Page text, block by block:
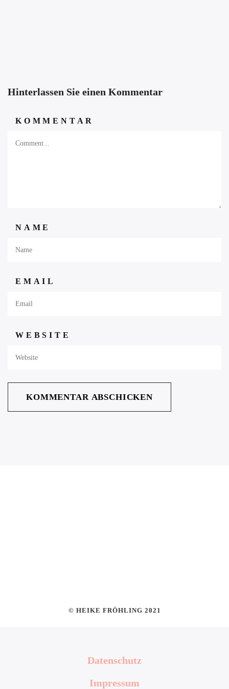
Hinterlassen Sie einen Kommentar
KOMMENTAR
NAME
EMAIL
WEBSITE
© HEIKE FRÖHLING 2021
Datenschutz
Impressum